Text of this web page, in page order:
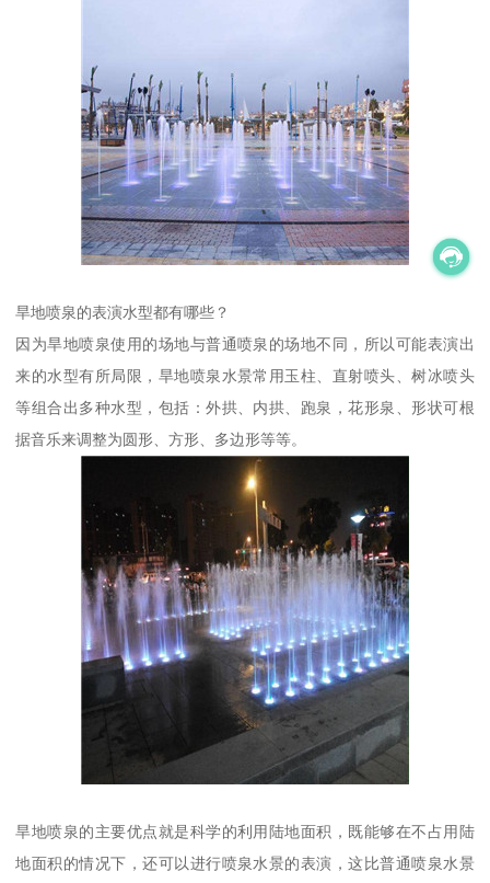
旱地喷泉的表演水型都有哪些？
因为旱地喷泉使用的场地与普通喷泉的场地不同，所以可能表演出
来的水型有所局限，旱地喷泉水景常用玉柱、直射喷头、树冰喷头
等组合出多种水型，包括：外拱、内拱、跑泉，花形泉、形状可根
据音乐来调整为圆形、方形、多边形等等。
旱地喷泉的主要优点就是科学的利用陆地面积，既能够在不占用陆
地面积的情况下，还可以进行喷泉水景的表演，这比普通喷泉水景